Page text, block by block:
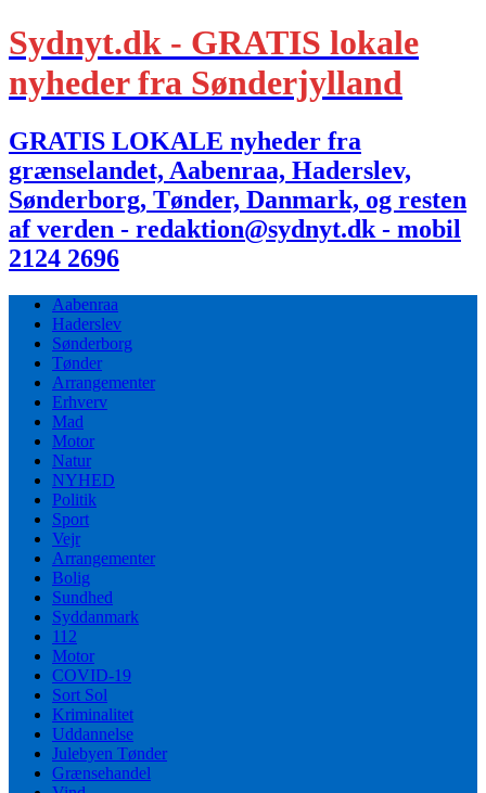
Sydnyt.dk - GRATIS lokale
nyheder fra Sønderjylland
GRATIS LOKALE nyheder fra
grænselandet, Aabenraa, Haderslev,
Sønderborg, Tønder, Danmark, og resten
af verden - redaktion@sydnyt.dk - mobil
2124 2696
Aabenraa
Haderslev
Sønderborg
Tønder
Arrangementer
Erhverv
Mad
Motor
Natur
NYHED
Politik
Sport
Vejr
Arrangementer
Bolig
Sundhed
Syddanmark
112
Motor
COVID-19
Sort Sol
Kriminalitet
Uddannelse
Julebyen Tønder
Grænsehandel